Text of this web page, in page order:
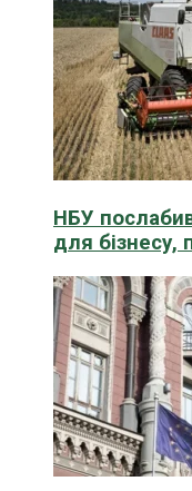
НБУ
для бізнесу,